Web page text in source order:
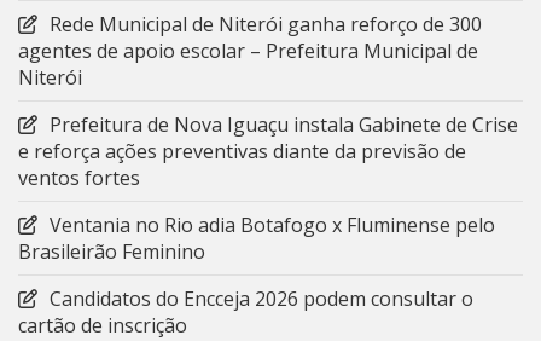
Rede Municipal de Niterói ganha reforço de 300
agentes de apoio escolar – Prefeitura Municipal de
Niterói
Prefeitura de Nova Iguaçu instala Gabinete de Crise
e reforça ações preventivas diante da previsão de
ventos fortes
Ventania no Rio adia Botafogo x Fluminense pelo
Brasileirão Feminino
Candidatos do Encceja 2026 podem consultar o
cartão de inscrição